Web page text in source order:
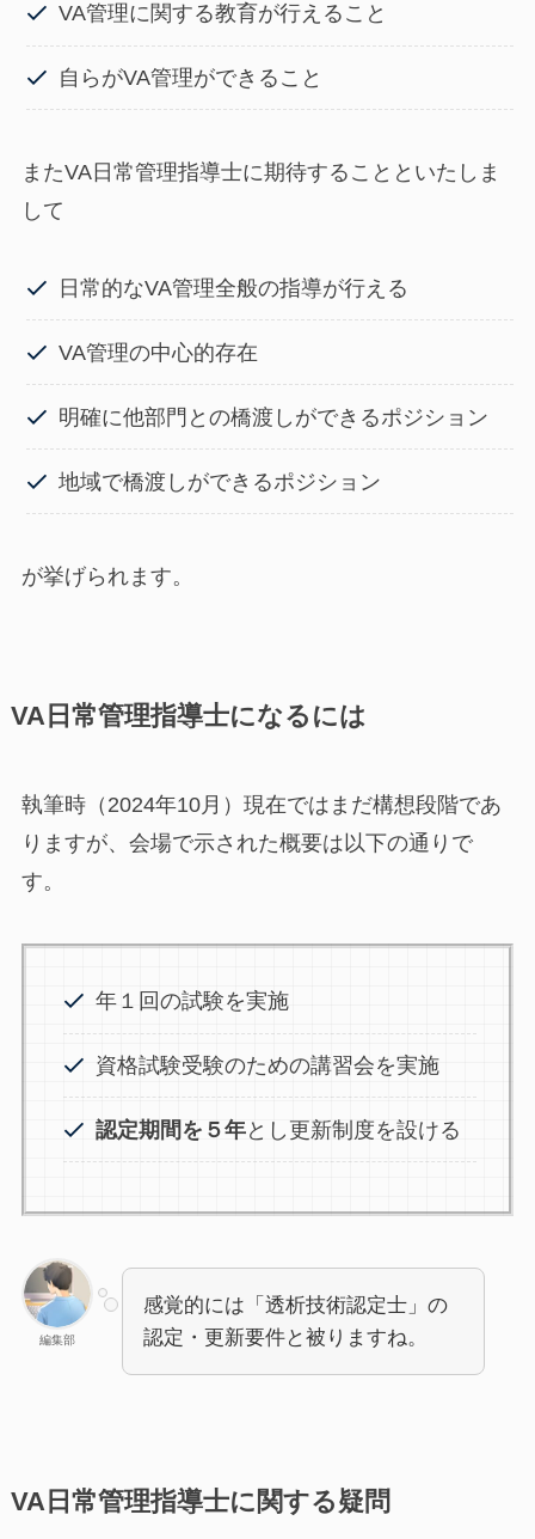
VA管理に関する教育が行えること
自らがVA管理ができること
またVA日常管理指導士に期待することといたしま
して
日常的なVA管理全般の指導が行える
VA管理の中心的存在
明確に他部門との橋渡しができるポジション
地域で橋渡しができるポジション
が挙げられます。
VA日常管理指導士になるには
執筆時（2024年10月）現在ではまだ構想段階であ
りますが、会場で示された概要は以下の通りで
す。
年１回の試験を実施
資格試験受験のための講習会を実施
認定期間を５年とし更新制度を設ける
編集部
感覚的には「透析技術認定士」の
認定・更新要件と被りますね。
VA日常管理指導士に関する疑問